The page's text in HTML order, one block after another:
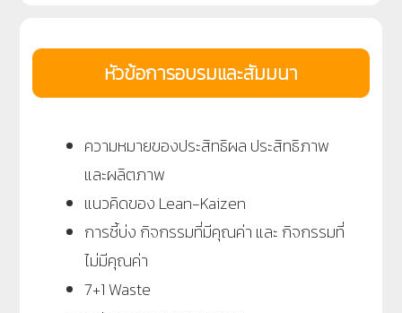
หัวข้อการอบรมและสัมมนา
ความหมายของประสิทธิผล ประสิทธิภาพ
และผลิตภาพ
แนวคิดของ Lean-Kaizen
การชี้บ่ง กิจกรรมที่มีคุณค่า และ กิจกรรมที่
ไม่มีคุณค่า
7+1 Waste